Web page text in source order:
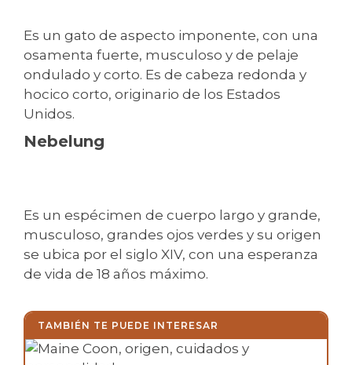
Es un gato de aspecto imponente, con una
osamenta fuerte, musculoso y de pelaje
ondulado y corto. Es de cabeza redonda y
hocico corto, originario de los Estados
Unidos.
Nebelung
Es un espécimen de cuerpo largo y grande,
musculoso, grandes ojos verdes y su origen
se ubica por el siglo XIV, con una esperanza
de vida de 18 años máximo.
TAMBIÉN TE PUEDE INTERESAR